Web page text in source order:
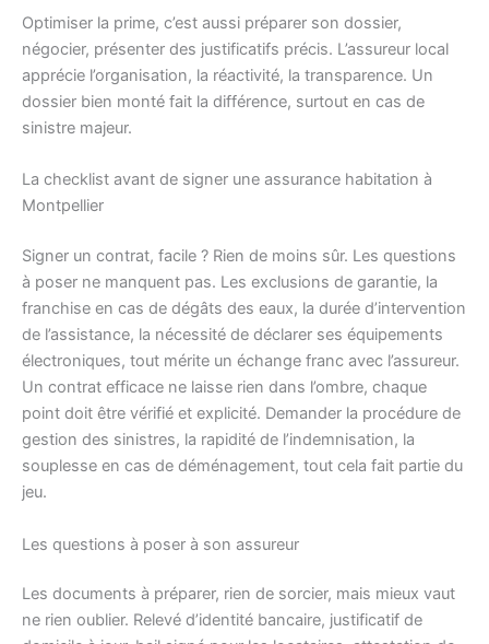
Optimiser la prime, c’est aussi préparer son dossier,
négocier, présenter des justificatifs précis. L’assureur local
apprécie l’organisation, la réactivité, la transparence. Un
dossier bien monté fait la différence, surtout en cas de
sinistre majeur.
La checklist avant de signer une assurance habitation à
Montpellier
Signer un contrat, facile ? Rien de moins sûr. Les questions
à poser ne manquent pas. Les exclusions de garantie, la
franchise en cas de dégâts des eaux, la durée d’intervention
de l’assistance, la nécessité de déclarer ses équipements
électroniques, tout mérite un échange franc avec l’assureur.
Un contrat efficace ne laisse rien dans l’ombre, chaque
point doit être vérifié et explicité. Demander la procédure de
gestion des sinistres, la rapidité de l’indemnisation, la
souplesse en cas de déménagement, tout cela fait partie du
jeu.
Les questions à poser à son assureur
Les documents à préparer, rien de sorcier, mais mieux vaut
ne rien oublier. Relevé d’identité bancaire, justificatif de